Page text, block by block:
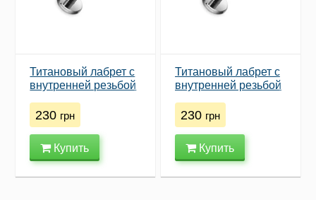
Титановый лабрет с
внутренней резьбой
F136, 1.2×6 мм,
камень 4 мм
230 грн
Купить
Титановый лабрет с
внутренней резьбой
F136, 1.2×10 мм,
камень 3 мм
230 грн
Купить